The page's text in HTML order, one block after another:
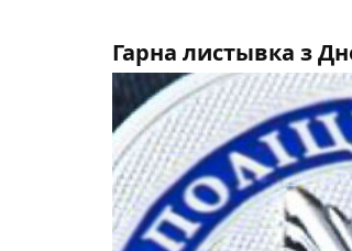
Гарна листывка з